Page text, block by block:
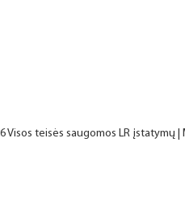
Visos teisės saugomos LR įstatymų